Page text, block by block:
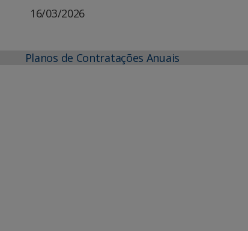
16/03/2026
Planos de Contratações Anuais